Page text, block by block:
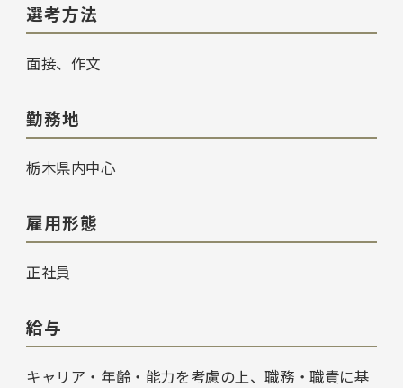
選考方法
面接、作文
勤務地
栃木県内中心
雇用形態
正社員
給与
キャリア・年齢・能力を考慮の上、職務・職責に基